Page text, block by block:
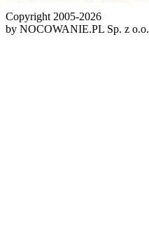
Copyright 2005-2026
by NOCOWANIE.PL Sp. z o.o.